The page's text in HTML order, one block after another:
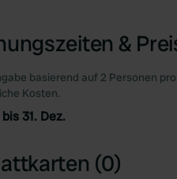
&
basierend auf 2 Personen
Kosten.
31. Dez.
(0)